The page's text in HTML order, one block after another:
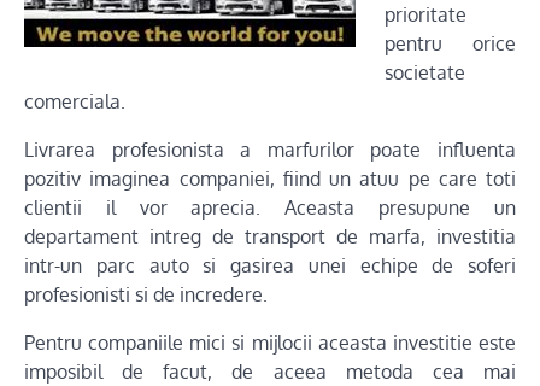
prioritate
pentru orice
societate
comerciala.
Livrarea profesionista a marfurilor poate influenta
pozitiv imaginea companiei, fiind un atuu pe care toti
clientii il vor aprecia. Aceasta presupune un
departament intreg de transport de marfa, investitia
intr-un parc auto si gasirea unei echipe de soferi
profesionisti si de incredere.
Pentru companiile mici si mijlocii aceasta investitie este
imposibil de facut, de aceea metoda cea mai